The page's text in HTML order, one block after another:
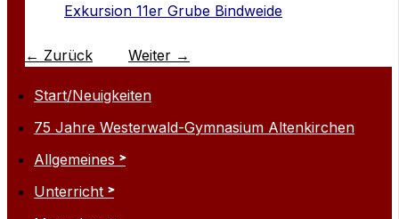
Start/Neuigkeiten
75 Jahre Westerwald-Gymnasium Altenkirchen
Allgemeines
Unterricht
Exkursion 11er Grube Bindweide
← Zurück Weiter →